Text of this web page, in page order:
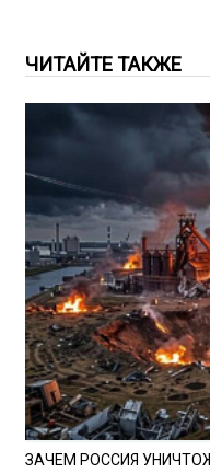
ЧИТАЙТЕ ТАКЖЕ
ЗАЧЕМ РОССИЯ